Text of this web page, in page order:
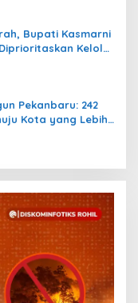
Bupati Kasmarni
Kelola
Pekanbaru: 242
Kota yang Lebih